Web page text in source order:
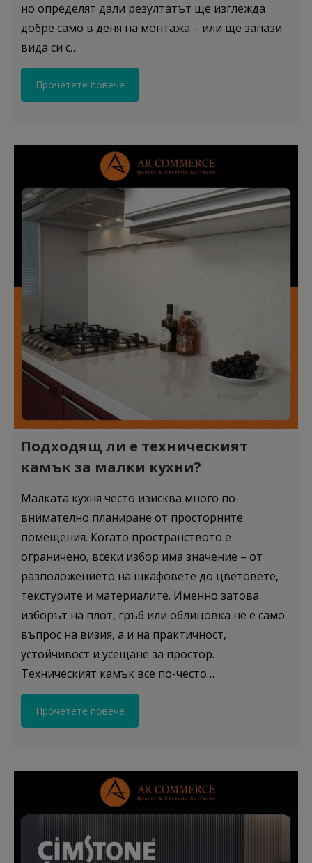
но определят дали резултатът ще изглежда
добре само в деня на монтажа – или ще запази
вида си с…
Прочетете повече
Подходящ ли е техническият
камък за малки кухни?
Малката кухня често изисква много по-
внимателно планиране от просторните
помещения. Когато пространството е
ограничено, всеки избор има значение – от
разположението на шкафовете до цветовете,
текстурите и материалите. Именно затова
изборът на плот, гръб или облицовка не е само
въпрос на визия, а и на практичност,
устойчивост и усещане за простор.
Техническият камък все по-често…
Прочетете повече